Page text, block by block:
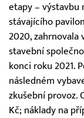
etapy – výstavbu
stávajícího
2020, zahrnovala
stavební
konci roku 2021.
následném
zkušební provoz.
Kč; náklady na